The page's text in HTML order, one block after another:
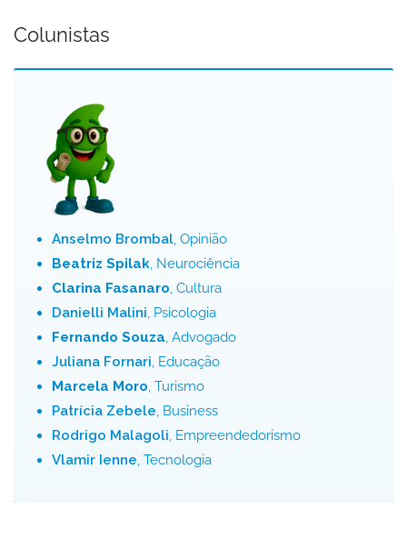
Colunistas
Anselmo Brombal, Opinião
Beatriz Spilak, Neurociência
Clarina Fasanaro, Cultura
Danielli Malini, Psicologia
Fernando Souza, Advogado
Juliana Fornari, Educação
Marcela Moro, Turismo
Patrícia Zebele, Business
Rodrigo Malagoli, Empreendedorismo
Vlamir Ienne, Tecnologia